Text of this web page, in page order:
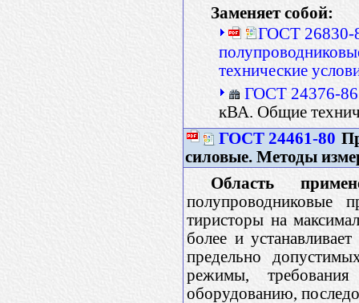
Заменяет собой:
ГОСТ 26830-
технические
ГОСТ 24376-86
кВА. Общие
ГОСТ 24461-80
силовые. Методы
Область
полупроводниковые
тиристоры на
более и
предельно
режимы,
оборудованию,